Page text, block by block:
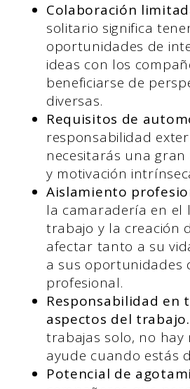
Colaboración
solitario significa
oportunidades de
ideas con los
beneficiarse de
diversas.
Requisitos de
responsabilidad
necesitarás una
y motivación
Aislamiento
la camaradería en el
trabajo y la creación
afectar tanto a su
a sus oportunidades
profesional.
Responsabilidad en
aspectos del trabajo.
trabajas solo, no hay
ayude cuando estás
Potencial de